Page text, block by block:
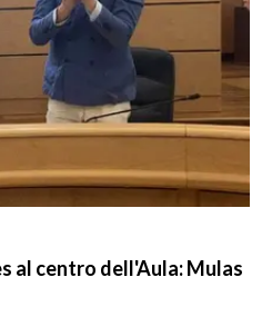
al centro dell'Aula: Mulas